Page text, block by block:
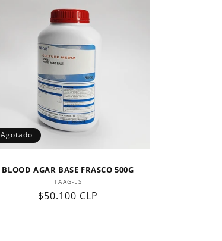
Agotado
BLOOD AGAR BASE FRASCO 500G
Proveedor:
TAAG-LS
Precio
$50.100 CLP